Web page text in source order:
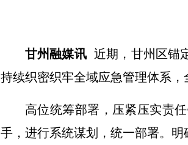
甘州融媒讯近期，甘州区锚
持续织密织牢全域应急管理体系，
高位统筹部署，压紧压实责
手，进行系统谋划，统一部署。